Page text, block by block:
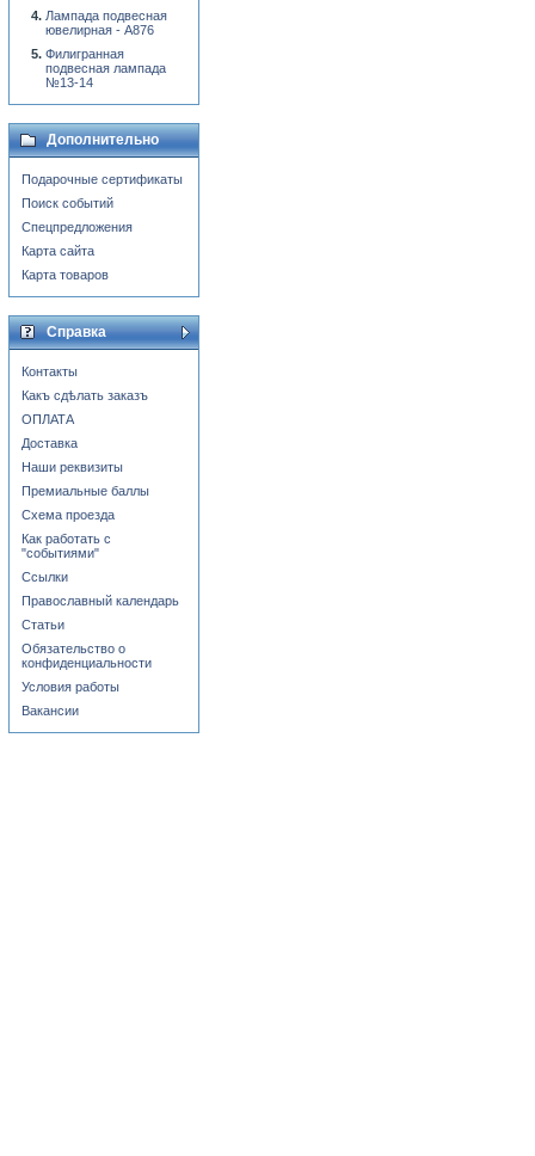
Лампада подвесная
ювелирная - А876
Филигранная
подвесная лампада
№13-14
Дополнительно
Подарочные сертификаты
Поиск событий
Спецпредложения
Карта сайта
Карта товаров
Справка
Контакты
Какъ сдѣлать заказъ
ОПЛАТА
Доставка
Наши реквизиты
Премиальные баллы
Схема проезда
Как работать с
"событиями"
Ссылки
Православный календарь
Статьи
Обязательство о
конфиденциальности
Условия работы
Вакансии